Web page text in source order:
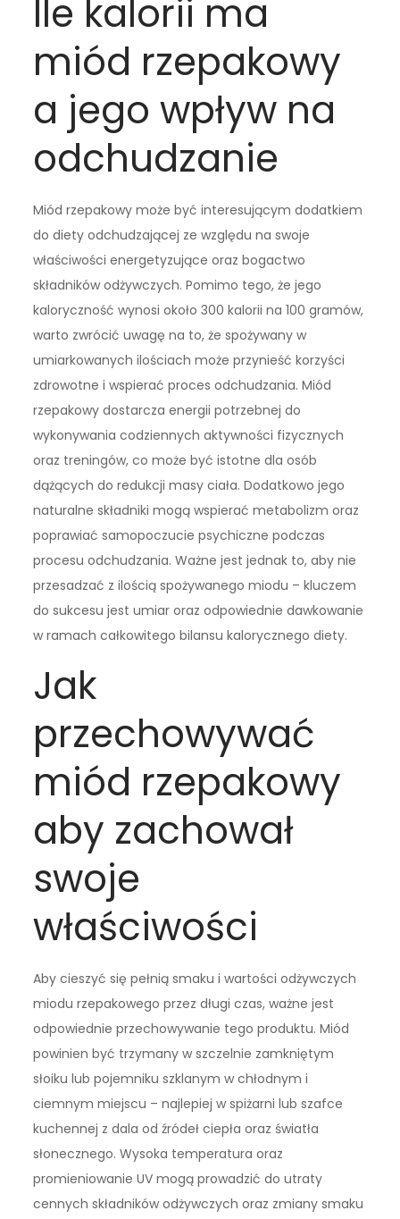
Ile kalorii ma
miód rzepakowy
a jego wpływ na
odchudzanie
Miód rzepakowy może być interesującym dodatkiem
do diety odchudzającej ze względu na swoje
właściwości energetyzujące oraz bogactwo
składników odżywczych. Pomimo tego, że jego
kaloryczność wynosi około 300 kalorii na 100 gramów,
warto zwrócić uwagę na to, że spożywany w
umiarkowanych ilościach może przynieść korzyści
zdrowotne i wspierać proces odchudzania. Miód
rzepakowy dostarcza energii potrzebnej do
wykonywania codziennych aktywności fizycznych
oraz treningów, co może być istotne dla osób
dążących do redukcji masy ciała. Dodatkowo jego
naturalne składniki mogą wspierać metabolizm oraz
poprawiać samopoczucie psychiczne podczas
procesu odchudzania. Ważne jest jednak to, aby nie
przesadzać z ilością spożywanego miodu – kluczem
do sukcesu jest umiar oraz odpowiednie dawkowanie
w ramach całkowitego bilansu kalorycznego diety.
Jak
przechowywać
miód rzepakowy
aby zachował
swoje
właściwości
Aby cieszyć się pełnią smaku i wartości odżywczych
miodu rzepakowego przez długi czas, ważne jest
odpowiednie przechowywanie tego produktu. Miód
powinien być trzymany w szczelnie zamkniętym
słoiku lub pojemniku szklanym w chłodnym i
ciemnym miejscu – najlepiej w spiżarni lub szafce
kuchennej z dala od źródeł ciepła oraz światła
słonecznego. Wysoka temperatura oraz
promieniowanie UV mogą prowadzić do utraty
cennych składników odżywczych oraz zmiany smaku